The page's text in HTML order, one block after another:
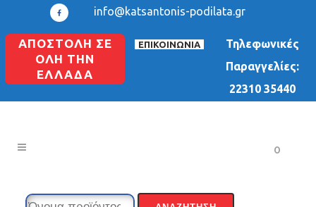
info@katsantonis-podilata.gr
ΑΠΟΣΤΟΛΗ ΣΕ
ΟΛΗ ΤΗΝ
ΕΛΛΑΔΑ
ΕΠΙΚΟΙΝΩΝΙΑ
Τηλεφωνικές
Παραγγελίες:
22310 35440
0